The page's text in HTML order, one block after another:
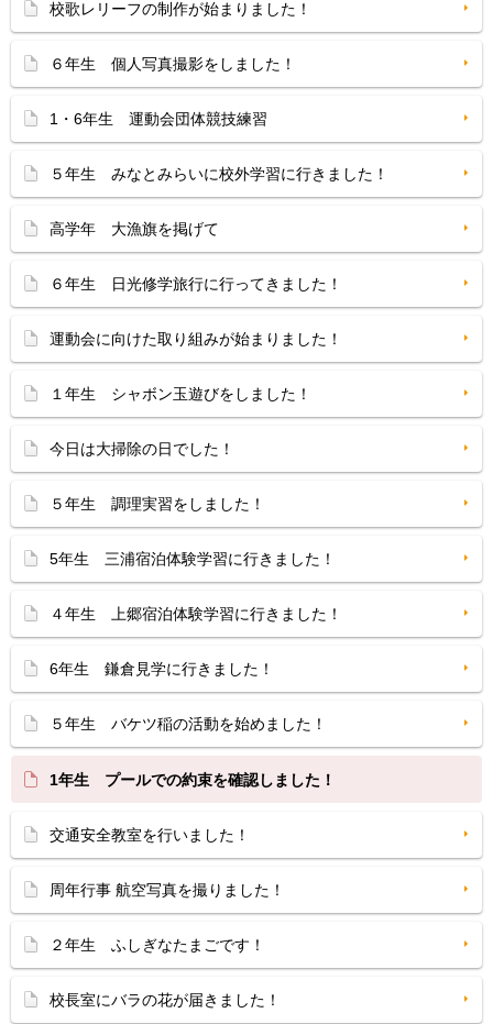
校歌レリーフの制作が始まりました！
６年生 個人写真撮影をしました！
1・6年生 運動会団体競技練習
５年生 みなとみらいに校外学習に行きました！
高学年 大漁旗を掲げて
６年生 日光修学旅行に行ってきました！
運動会に向けた取り組みが始まりました！
１年生 シャボン玉遊びをしました！
今日は大掃除の日でした！
５年生 調理実習をしました！
5年生 三浦宿泊体験学習に行きました！
４年生 上郷宿泊体験学習に行きました！
6年生 鎌倉見学に行きました！
５年生 バケツ稲の活動を始めました！
1年生 プールでの約束を確認しました！
交通安全教室を行いました！
周年行事 航空写真を撮りました！
２年生 ふしぎなたまごです！
校長室にバラの花が届きました！